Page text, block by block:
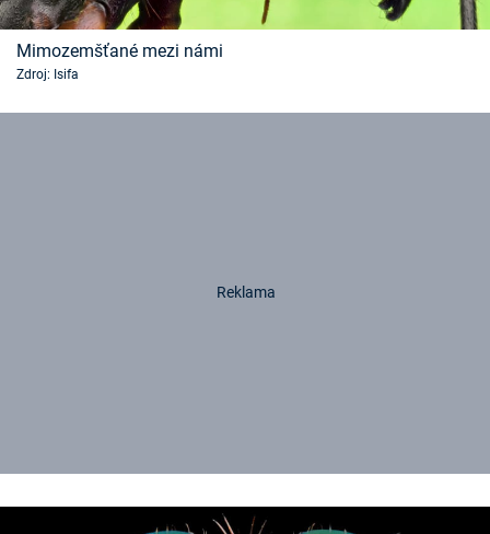
Mimozemšťané mezi námi
Zdroj: Isifa